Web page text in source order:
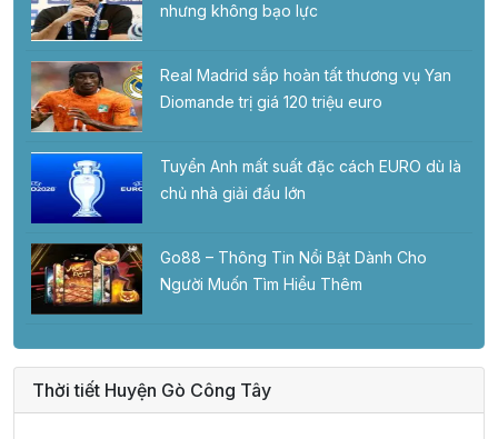
nhưng không bạo lực
Real Madrid sắp hoàn tất thương vụ Yan
Diomande trị giá 120 triệu euro
Tuyển Anh mất suất đặc cách EURO dù là
chủ nhà giải đấu lớn
Go88 – Thông Tin Nổi Bật Dành Cho
Người Muốn Tìm Hiểu Thêm
Thời tiết Huyện Gò Công Tây